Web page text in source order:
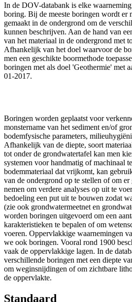
In de DOV-databank is elke
boring. Bij de meeste boringen wordt er
gemaakt in de ondergrond om de
kunnen beschrijven. Aan de hand van
van het materiaal in de ondergrond met
Afhankelijk van het doel waarvoor de
men een geschikte boormethode
boringen met als doel 'Geothermie' met
01-2017.
Boringen worden geplaatst voor
monstername van het sediment en/of
bodemfysische parameters,
Afhankelijk van de diepte, soort
tot onder de grondwatertafel kan men
systemen voor handmatig of machinaal
bodemmateriaal dat vrijkomt, kan
van de ondergrond op te stellen of om er
nemen om verdere analyses op uit te
bedoeling een put uit te bouwen zodat
(zie ook grondwatermeetnet en
worden boringen uitgevoerd om een
karakteristieken te bepalen of om
voeren. Oppervlakkige waarnemingen
we ook boringen. Vooral rond 1900
vaak de oppervlakkige lagen. In de
verschillende boringen met een diepte
om weginsnijdingen of om zichtbare
de oppervlakte.
Standaard